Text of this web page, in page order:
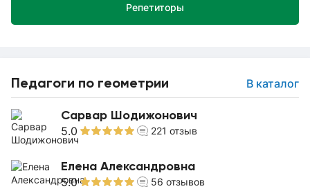
Педагоги по геометрии В каталог
Сарвар Шодижонович
5.0 221 отзыв
Елена Александровна
5.0 56 отзывов
Репетиторы